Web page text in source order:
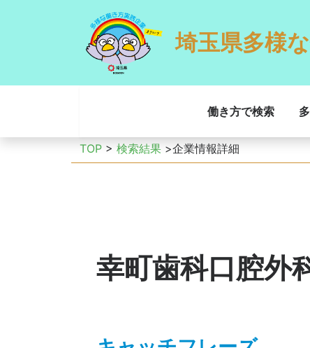
埼玉県多様
働き方で検索
TOP > 検索結果 >企業情報詳細
幸町歯科口腔外